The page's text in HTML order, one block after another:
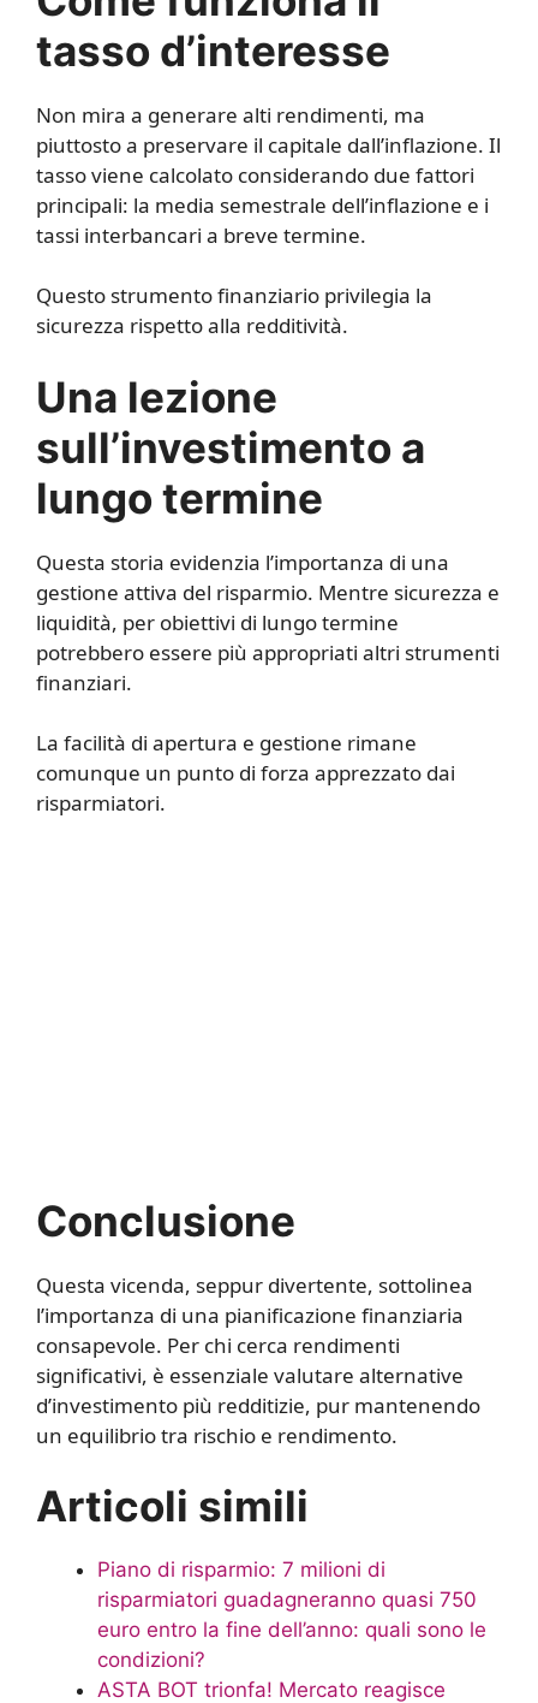
tasso d’interesse
Non mira a generare alti rendimenti, ma
piuttosto a preservare il capitale dall’inflazione. Il
tasso viene calcolato considerando due fattori
principali: la media semestrale dell’inflazione e i
tassi interbancari a breve termine.
Questo strumento finanziario privilegia la
sicurezza rispetto alla redditività.
Una lezione
sull’investimento a
lungo termine
Questa storia evidenzia l’importanza di una
gestione attiva del risparmio. Mentre sicurezza e
liquidità, per obiettivi di lungo termine
potrebbero essere più appropriati altri strumenti
finanziari.
La facilità di apertura e gestione rimane
comunque un punto di forza apprezzato dai
risparmiatori.
Conclusione
Questa vicenda, seppur divertente, sottolinea
l’importanza di una pianificazione finanziaria
consapevole. Per chi cerca rendimenti
significativi, è essenziale valutare alternative
d’investimento più redditizie, pur mantenendo
un equilibrio tra rischio e rendimento.
Articoli simili
Piano di risparmio: 7 milioni di
risparmiatori guadagneranno quasi 750
euro entro la fine dell’anno: quali sono le
condizioni?
ASTA BOT trionfa! Mercato reagisce